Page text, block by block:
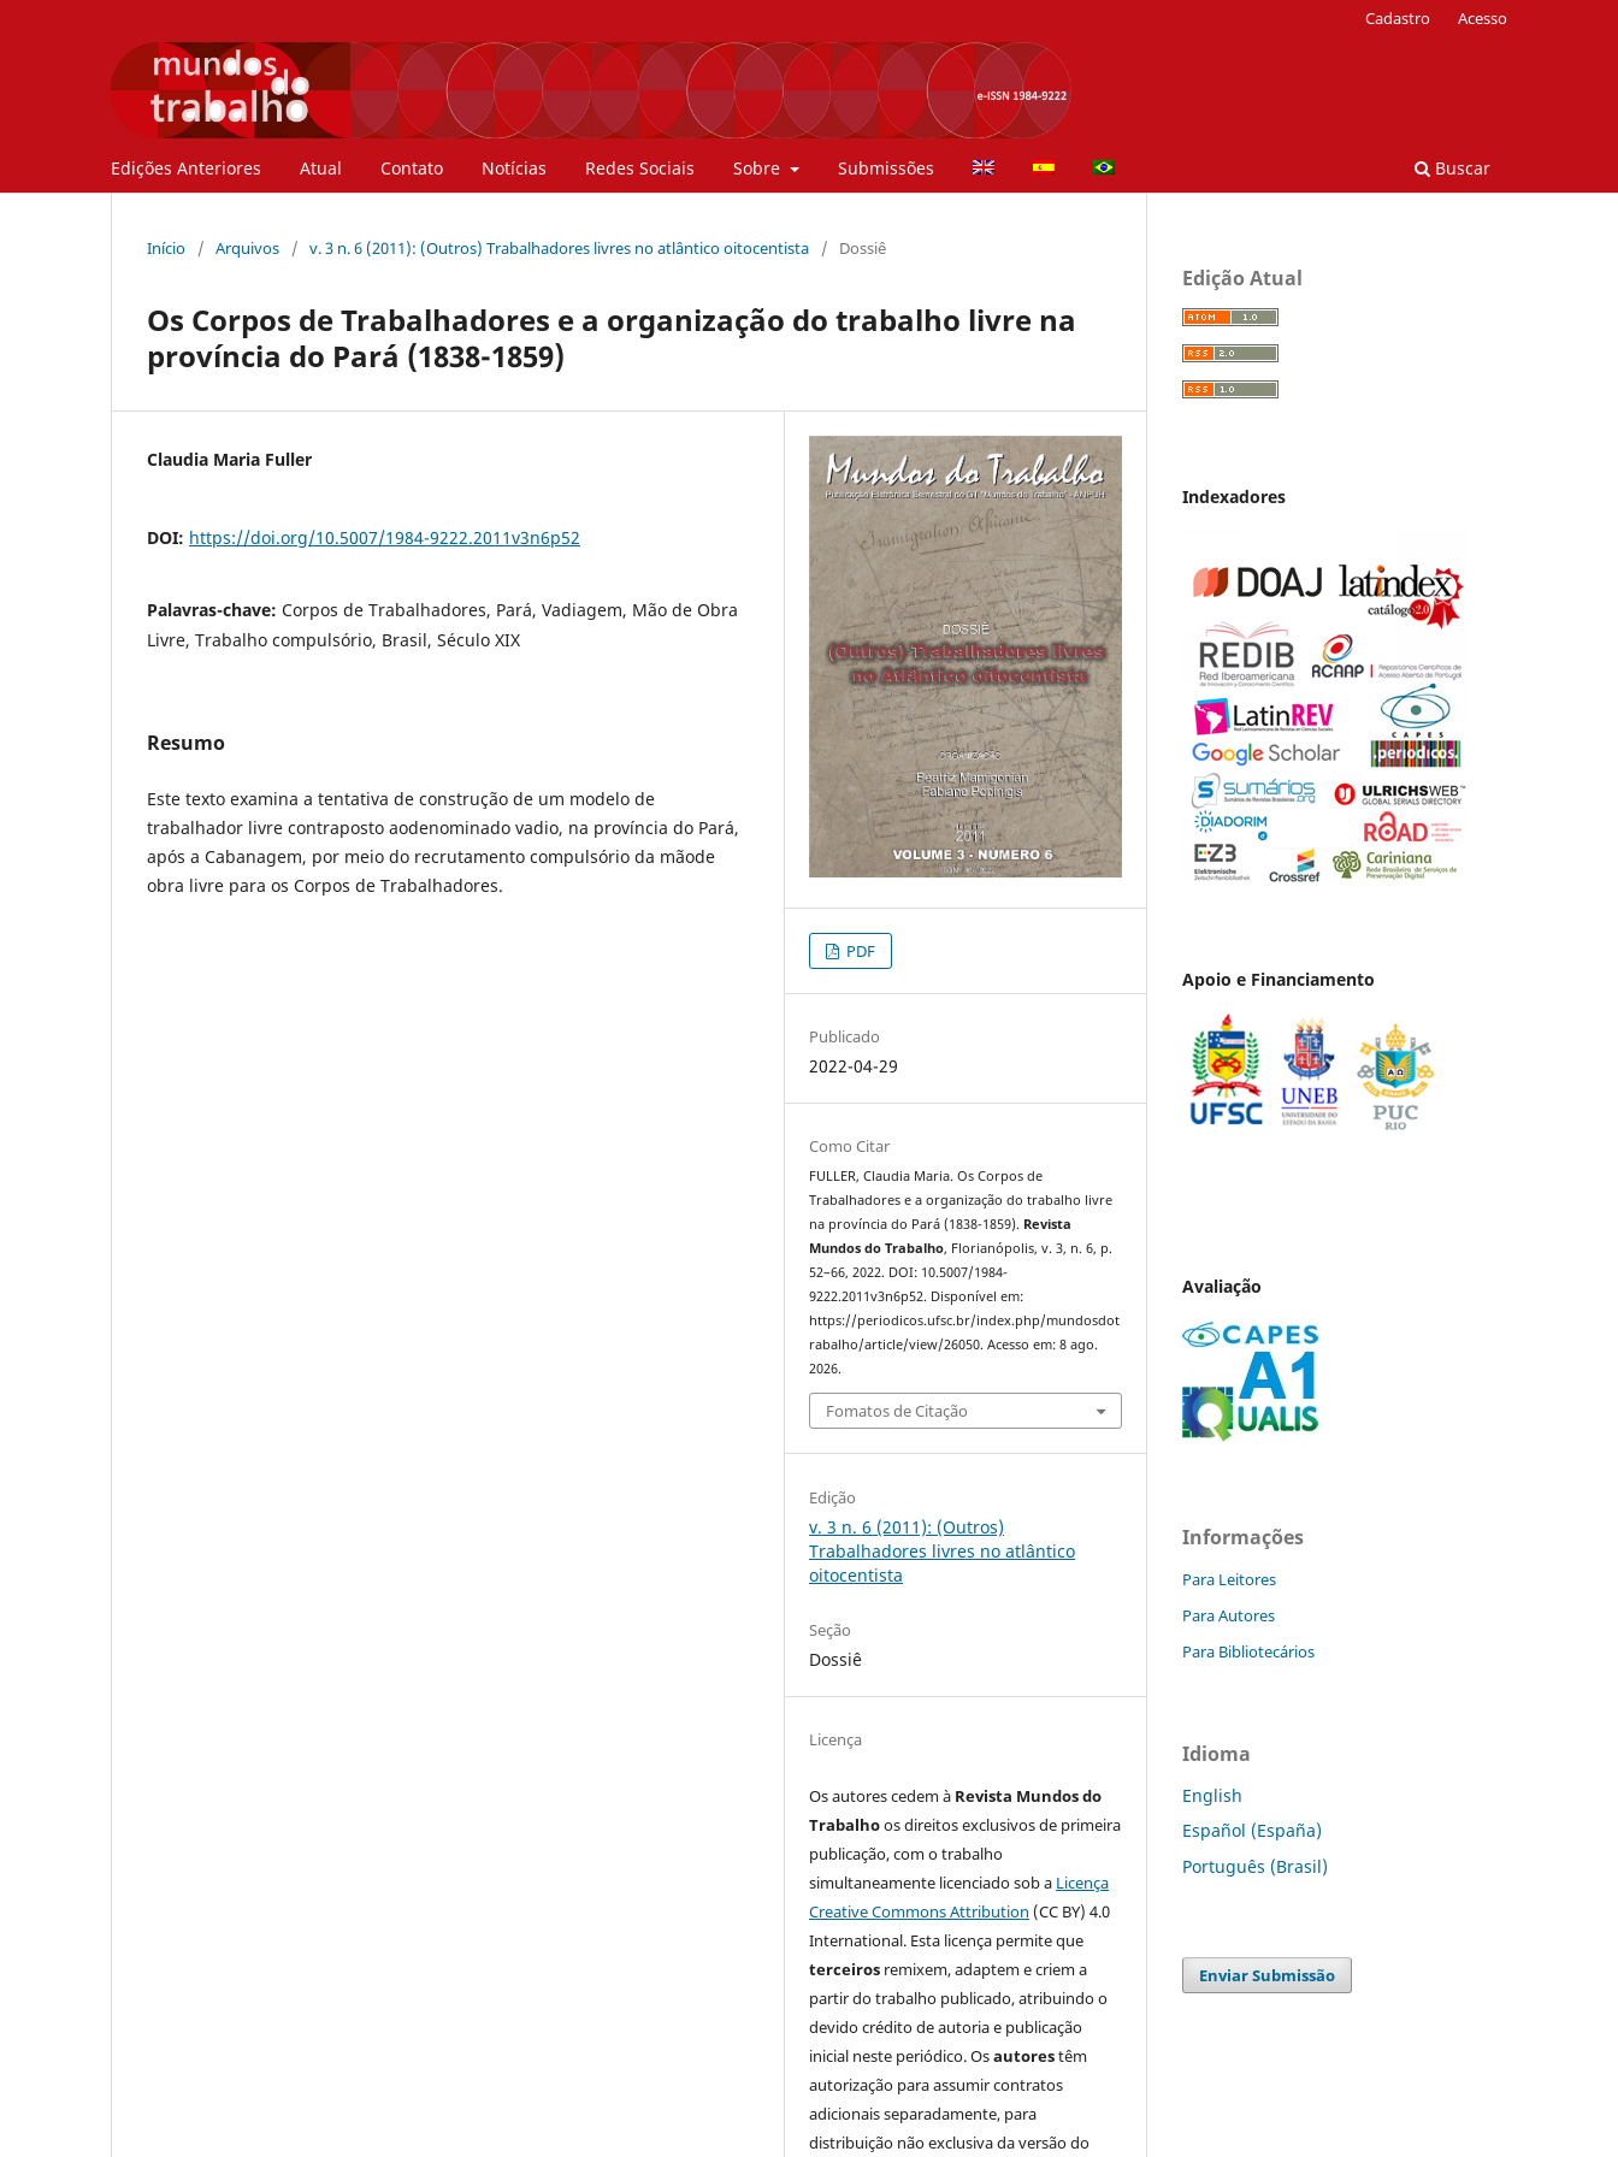
Edições Anteriores Atual Contato Notícias Redes Sociais Sobre Submissões Buscar
Cadastro Acesso
Início / Arquivos / v. 3 n. 6 (2011): (Outros) Trabalhadores livres no atlântico oitocentista / Dossiê
Os Corpos de Trabalhadores e a organização do trabalho livre na
província do Pará (1838-1859)
Claudia Maria Fuller
DOI: https://doi.org/10.5007/1984-9222.2011v3n6p52
Palavras-chave: Corpos de Trabalhadores, Pará, Vadiagem, Mão de Obra
Livre, Trabalho compulsório, Brasil, Século XIX
Resumo
Este texto examina a tentativa de construção de um modelo de
trabalhador livre contraposto aodenominado vadio, na província do Pará,
após a Cabanagem, por meio do recrutamento compulsório da mãode
obra livre para os Corpos de Trabalhadores.
PDF
Publicado
2022-04-29
Como Citar
FULLER, Claudia Maria. Os Corpos de
Trabalhadores e a organização do trabalho livre
na província do Pará (1838-1859). Revista
Mundos do Trabalho, Florianópolis, v. 3, n. 6, p.
52–66, 2022. DOI: 10.5007/1984-
9222.2011v3n6p52. Disponível em:
https://periodicos.ufsc.br/index.php/mundosdot
rabalho/article/view/26050. Acesso em: 8 ago.
2026.
Fomatos de Citação
Edição
v. 3 n. 6 (2011): (Outros)
Trabalhadores livres no atlântico
oitocentista
Seção
Dossiê
Licença
Os autores cedem à Revista Mundos do
Trabalhoos direitos exclusivos de primeira
publicação, com o trabalho
simultaneamente licenciado sob a Licença
Creative Commons Attribution (CC BY) 4.0
International. Esta licença permite que
terceiros remixem, adaptem e criem a
partir do trabalho publicado, atribuindo o
devido crédito de autoria e publicação
inicial neste periódico. Osautorestêm
autorização para assumir contratos
adicionais separadamente, para
distribuição não exclusiva da versão do
Edição Atual
Indexadores
Apoio e Financiamento
Avaliação
Informações
Para Leitores
Para Autores
Para Bibliotecários
Idioma
English
Español (España)
Português (Brasil)
Enviar Submissão